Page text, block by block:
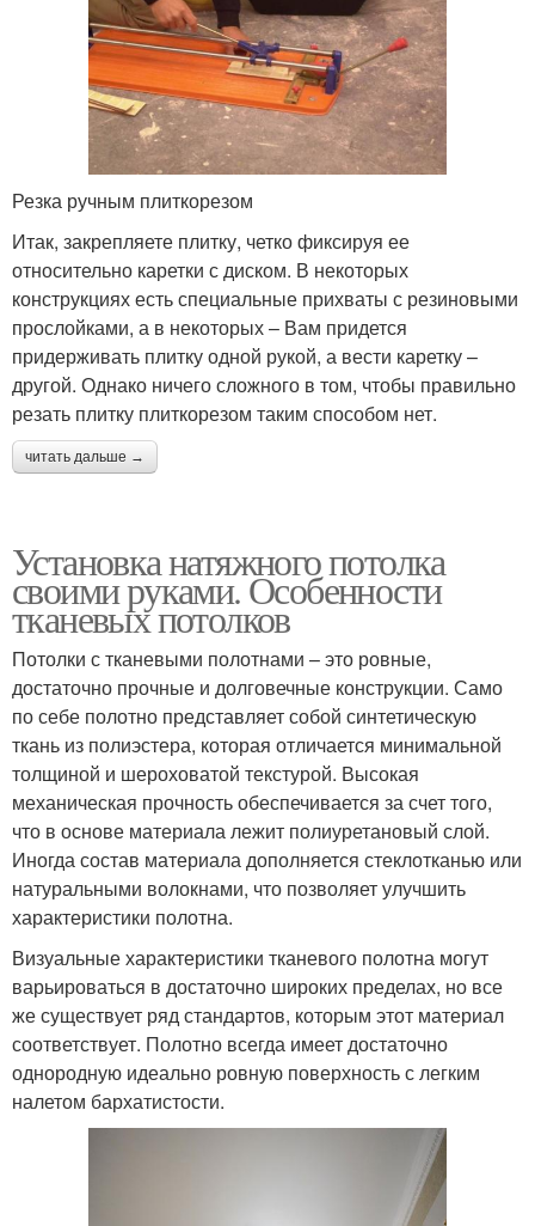
Резка ручным плиткорезом
Итак, закрепляете плитку, четко фиксируя ее
относительно каретки с диском. В некоторых
конструкциях есть специальные прихваты с резиновыми
прослойками, а в некоторых – Вам придется
придерживать плитку одной рукой, а вести каретку –
другой. Однако ничего сложного в том, чтобы правильно
резать плитку плиткорезом таким способом нет.
читать дальше →
Установка натяжного потолка
своими руками. Особенности
тканевых потолков
Потолки с тканевыми полотнами – это ровные,
достаточно прочные и долговечные конструкции. Само
по себе полотно представляет собой синтетическую
ткань из полиэстера, которая отличается минимальной
толщиной и шероховатой текстурой. Высокая
механическая прочность обеспечивается за счет того,
что в основе материала лежит полиуретановый слой.
Иногда состав материала дополняется стеклотканью или
натуральными волокнами, что позволяет улучшить
характеристики полотна.
Визуальные характеристики тканевого полотна могут
варьироваться в достаточно широких пределах, но все
же существует ряд стандартов, которым этот материал
соответствует. Полотно всегда имеет достаточно
однородную идеально ровную поверхность с легким
налетом бархатистости.